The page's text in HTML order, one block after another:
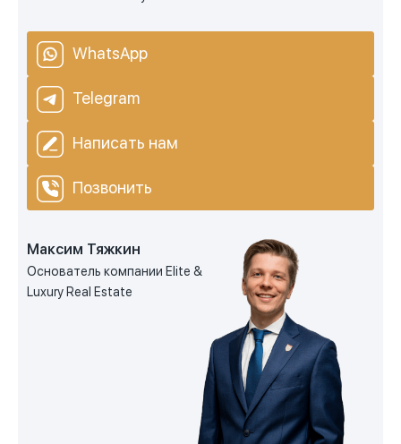
WhatsApp
Telegram
Написать нам
Позвонить
Максим Тяжкин
Основатель компании Elite &
Luxury Real Estate